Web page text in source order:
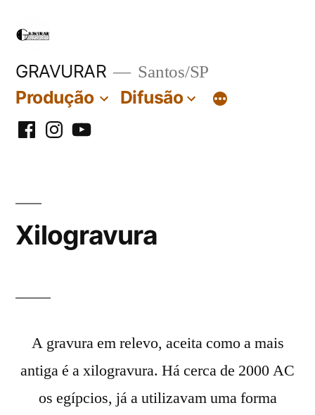
para
conteúdo
GRAVURAR Santos/SP
Produção Difusão
facebookInstagram
Youtube
Xilogravura
A gravura em relevo, aceita como a mais
antiga é a xilogravura. Há cerca de 2000 AC
os egípcios, já a utilizavam uma forma